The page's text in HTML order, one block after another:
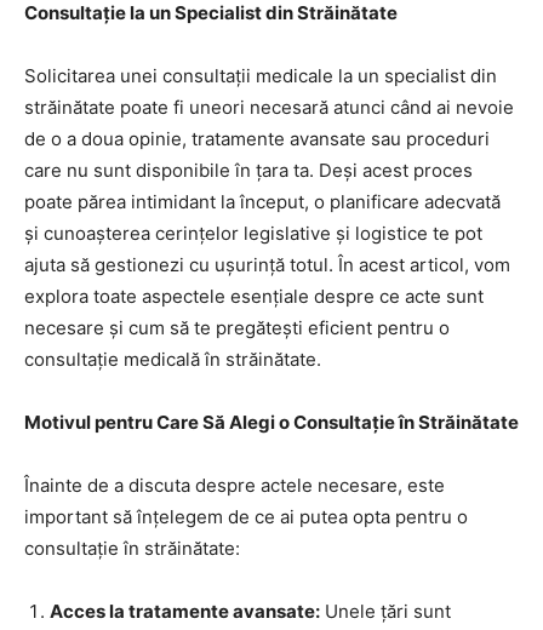
Consultație la un Specialist din Străinătate
Solicitarea unei consultații medicale la un specialist din
străinătate poate fi uneori necesară atunci când ai nevoie
de o a doua opinie, tratamente avansate sau proceduri
care nu sunt disponibile în țara ta. Deși acest proces
poate părea intimidant la început, o planificare adecvată
și cunoașterea cerințelor legislative și logistice te pot
ajuta să gestionezi cu ușurință totul. În acest articol, vom
explora toate aspectele esențiale despre ce acte sunt
necesare și cum să te pregătești eficient pentru o
consultație medicală în străinătate.
Motivul pentru Care Să Alegi o Consultație în Străinătate
Înainte de a discuta despre actele necesare, este
important să înțelegem de ce ai putea opta pentru o
consultație în străinătate:
Acces la tratamente avansate: Unele țări sunt